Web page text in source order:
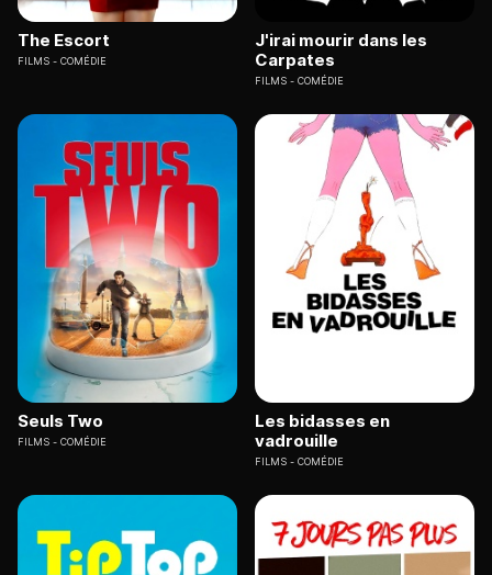
The Escort
FILMS COMÉDIE
J'irai mourir dans les
Carpates
FILMS COMÉDIE
Seuls Two
FILMS COMÉDIE
Les bidasses en
vadrouille
FILMS COMÉDIE